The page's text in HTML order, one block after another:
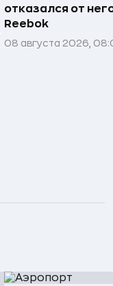
отказался от
Reebok
08 августа 2026,